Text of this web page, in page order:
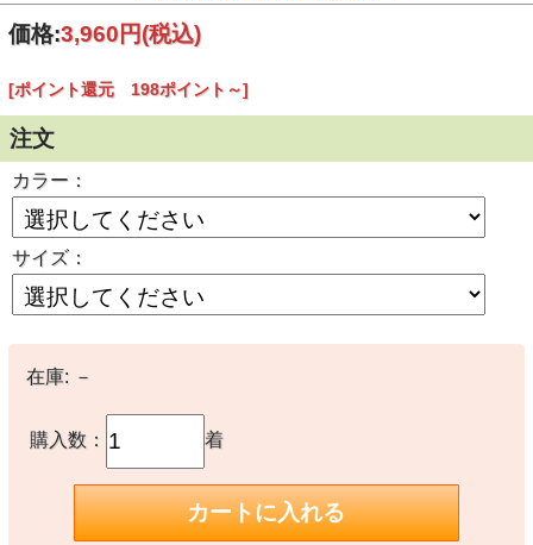
価格:3,960円(税込)
[ポイント還元 198ポイント～]
注文
カラー：
サイズ：
在庫: －
購入数： 着